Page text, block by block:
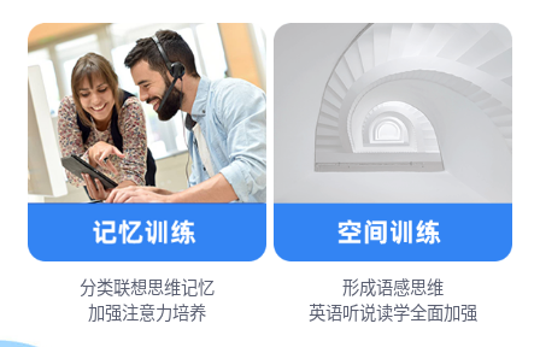
分类联想思维记忆
加强注意力培养
形成语感思维
英语听说读学全面加强